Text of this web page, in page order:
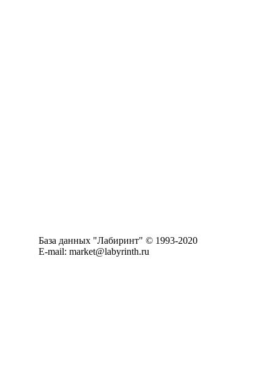
База данных "Лабиринт" © 1993-2020
E-mail: market@labyrinth.ru